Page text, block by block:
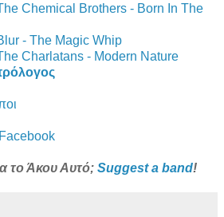
Chemical Brothers - Born In The
- The Magic Whip
Charlatans - Modern Nature
το Άκου Αυτό; Suggest a band!